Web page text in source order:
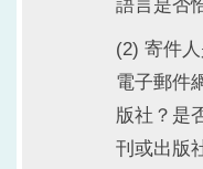
語言是否
(2) 寄件
電子郵件
版社？是
刊或出版